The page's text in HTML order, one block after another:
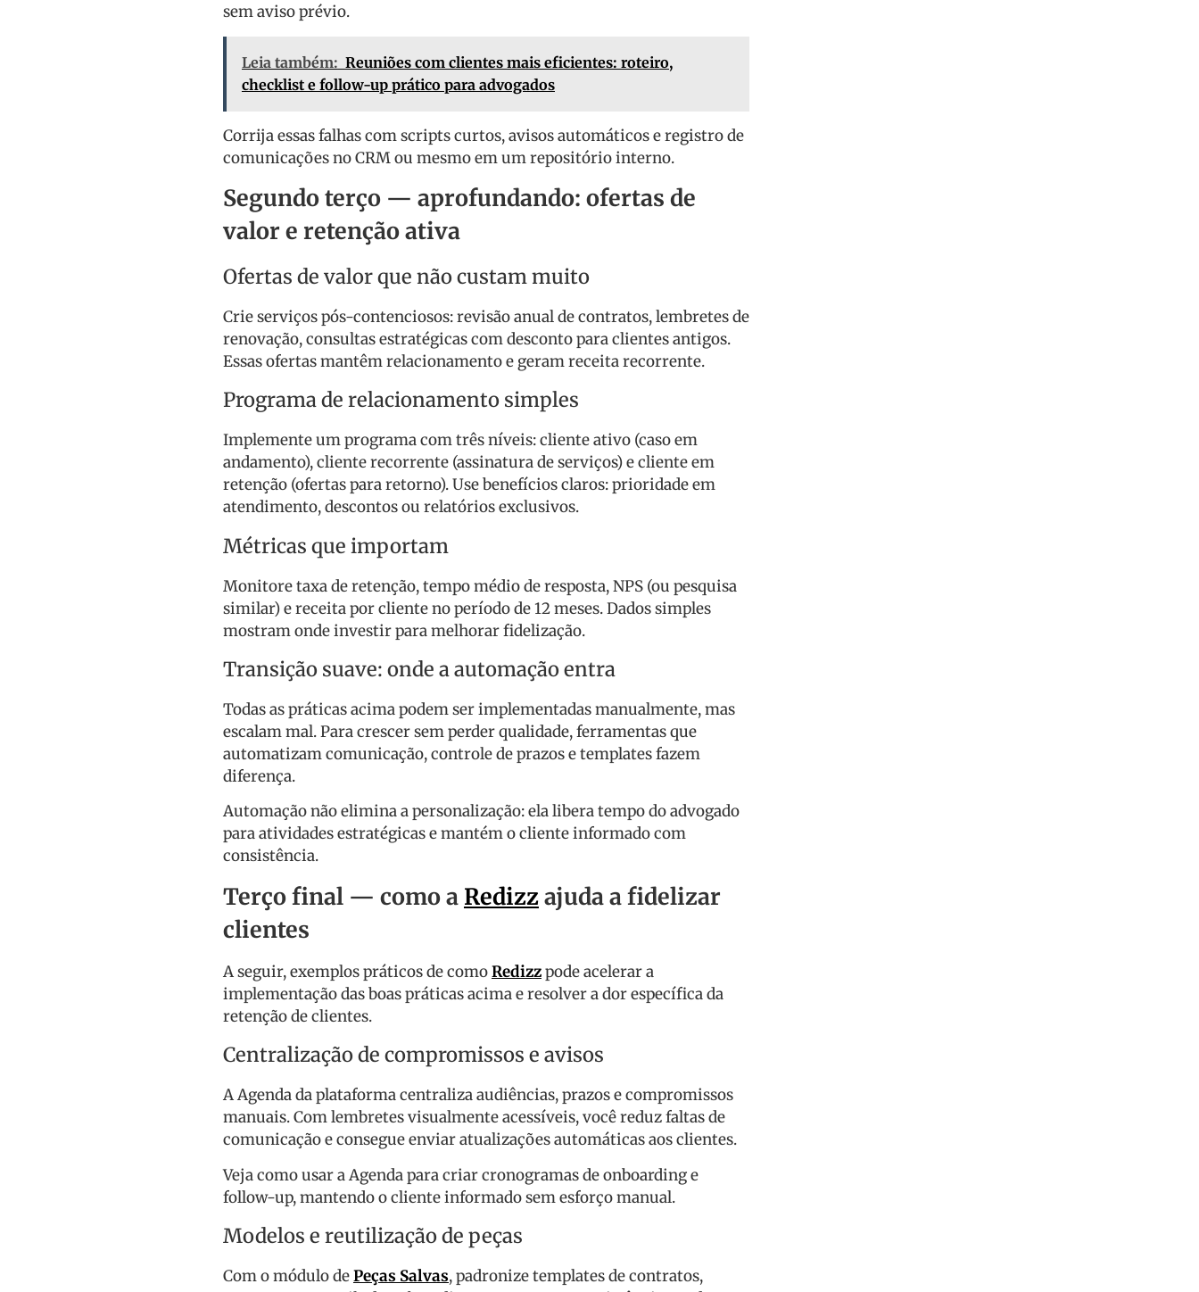
sem aviso prévio.
Leia também: Reuniões com clientes mais eficientes: roteiro,
checklist e follow-up prático para advogados
Corrija essas falhas com scripts curtos, avisos automáticos e registro de
comunicações no CRM ou mesmo em um repositório interno.
Segundo terço — aprofundando: ofertas de
valor e retenção ativa
Ofertas de valor que não custam muito
Crie serviços pós-contenciosos: revisão anual de contratos, lembretes de
renovação, consultas estratégicas com desconto para clientes antigos.
Essas ofertas mantêm relacionamento e geram receita recorrente.
Programa de relacionamento simples
Implemente um programa com três níveis: cliente ativo (caso em
andamento), cliente recorrente (assinatura de serviços) e cliente em
retenção (ofertas para retorno). Use benefícios claros: prioridade em
atendimento, descontos ou relatórios exclusivos.
Métricas que importam
Monitore taxa de retenção, tempo médio de resposta, NPS (ou pesquisa
similar) e receita por cliente no período de 12 meses. Dados simples
mostram onde investir para melhorar fidelização.
Transição suave: onde a automação entra
Todas as práticas acima podem ser implementadas manualmente, mas
escalam mal. Para crescer sem perder qualidade, ferramentas que
automatizam comunicação, controle de prazos e templates fazem
diferença.
Automação não elimina a personalização: ela libera tempo do advogado
para atividades estratégicas e mantém o cliente informado com
consistência.
Terço final — como a Redizzajuda a fidelizar
clientes
A seguir, exemplos práticos de comoRedizzpode acelerar a
implementação das boas práticas acima e resolver a dor específica da
retenção de clientes.
Centralização de compromissos e avisos
A Agenda da plataforma centraliza audiências, prazos e compromissos
manuais. Com lembretes visualmente acessíveis, você reduz faltas de
comunicação e consegue enviar atualizações automáticas aos clientes.
Veja como usar a Agenda para criar cronogramas de onboarding e
follow-up, mantendo o cliente informado sem esforço manual.
Modelos e reutilização de peças
Com o módulo dePeças Salvas, padronize templates de contratos,